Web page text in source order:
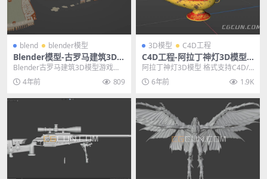
blend blender模型
Blender模型-古罗马建筑3D模
型游戏场景模型素材
Blender古罗马建筑3D模型游戏场
景模型素材 其他推荐: Blender模
型...4年前 809
3D模型 C4D工程
C4D工程-阿拉丁神灯3D模型
格式支持C4D/FBX
阿拉丁神灯3D模型 格式支持C4D/F
BX 主题授权提示：请在后台主题设
置-主题...
6年前 1.9K